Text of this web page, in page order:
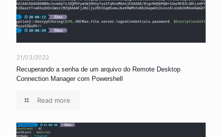
21/03/2022
Recuperando a senha de um arquivo do Remote Desktop
Connection Manager com Powershell
Read more